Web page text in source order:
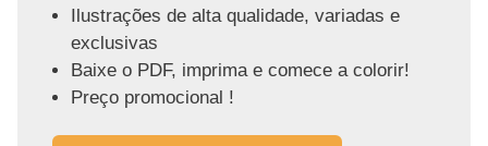
Ilustrações de alta qualidade, variadas e
exclusivas
Baixe o PDF, imprima e comece a colorir!
Preço promocional !